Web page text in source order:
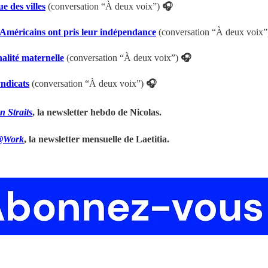
des villes (conversation “À deux voix”) 🎧
ont pris leur indépendance (conversation “À deux
maternelle (conversation “À deux voix”) 🎧
(conversation “À deux voix”) 🎧
Straits, la newsletter hebdo de Nicolas.
, la newsletter mensuelle de Laetitia.